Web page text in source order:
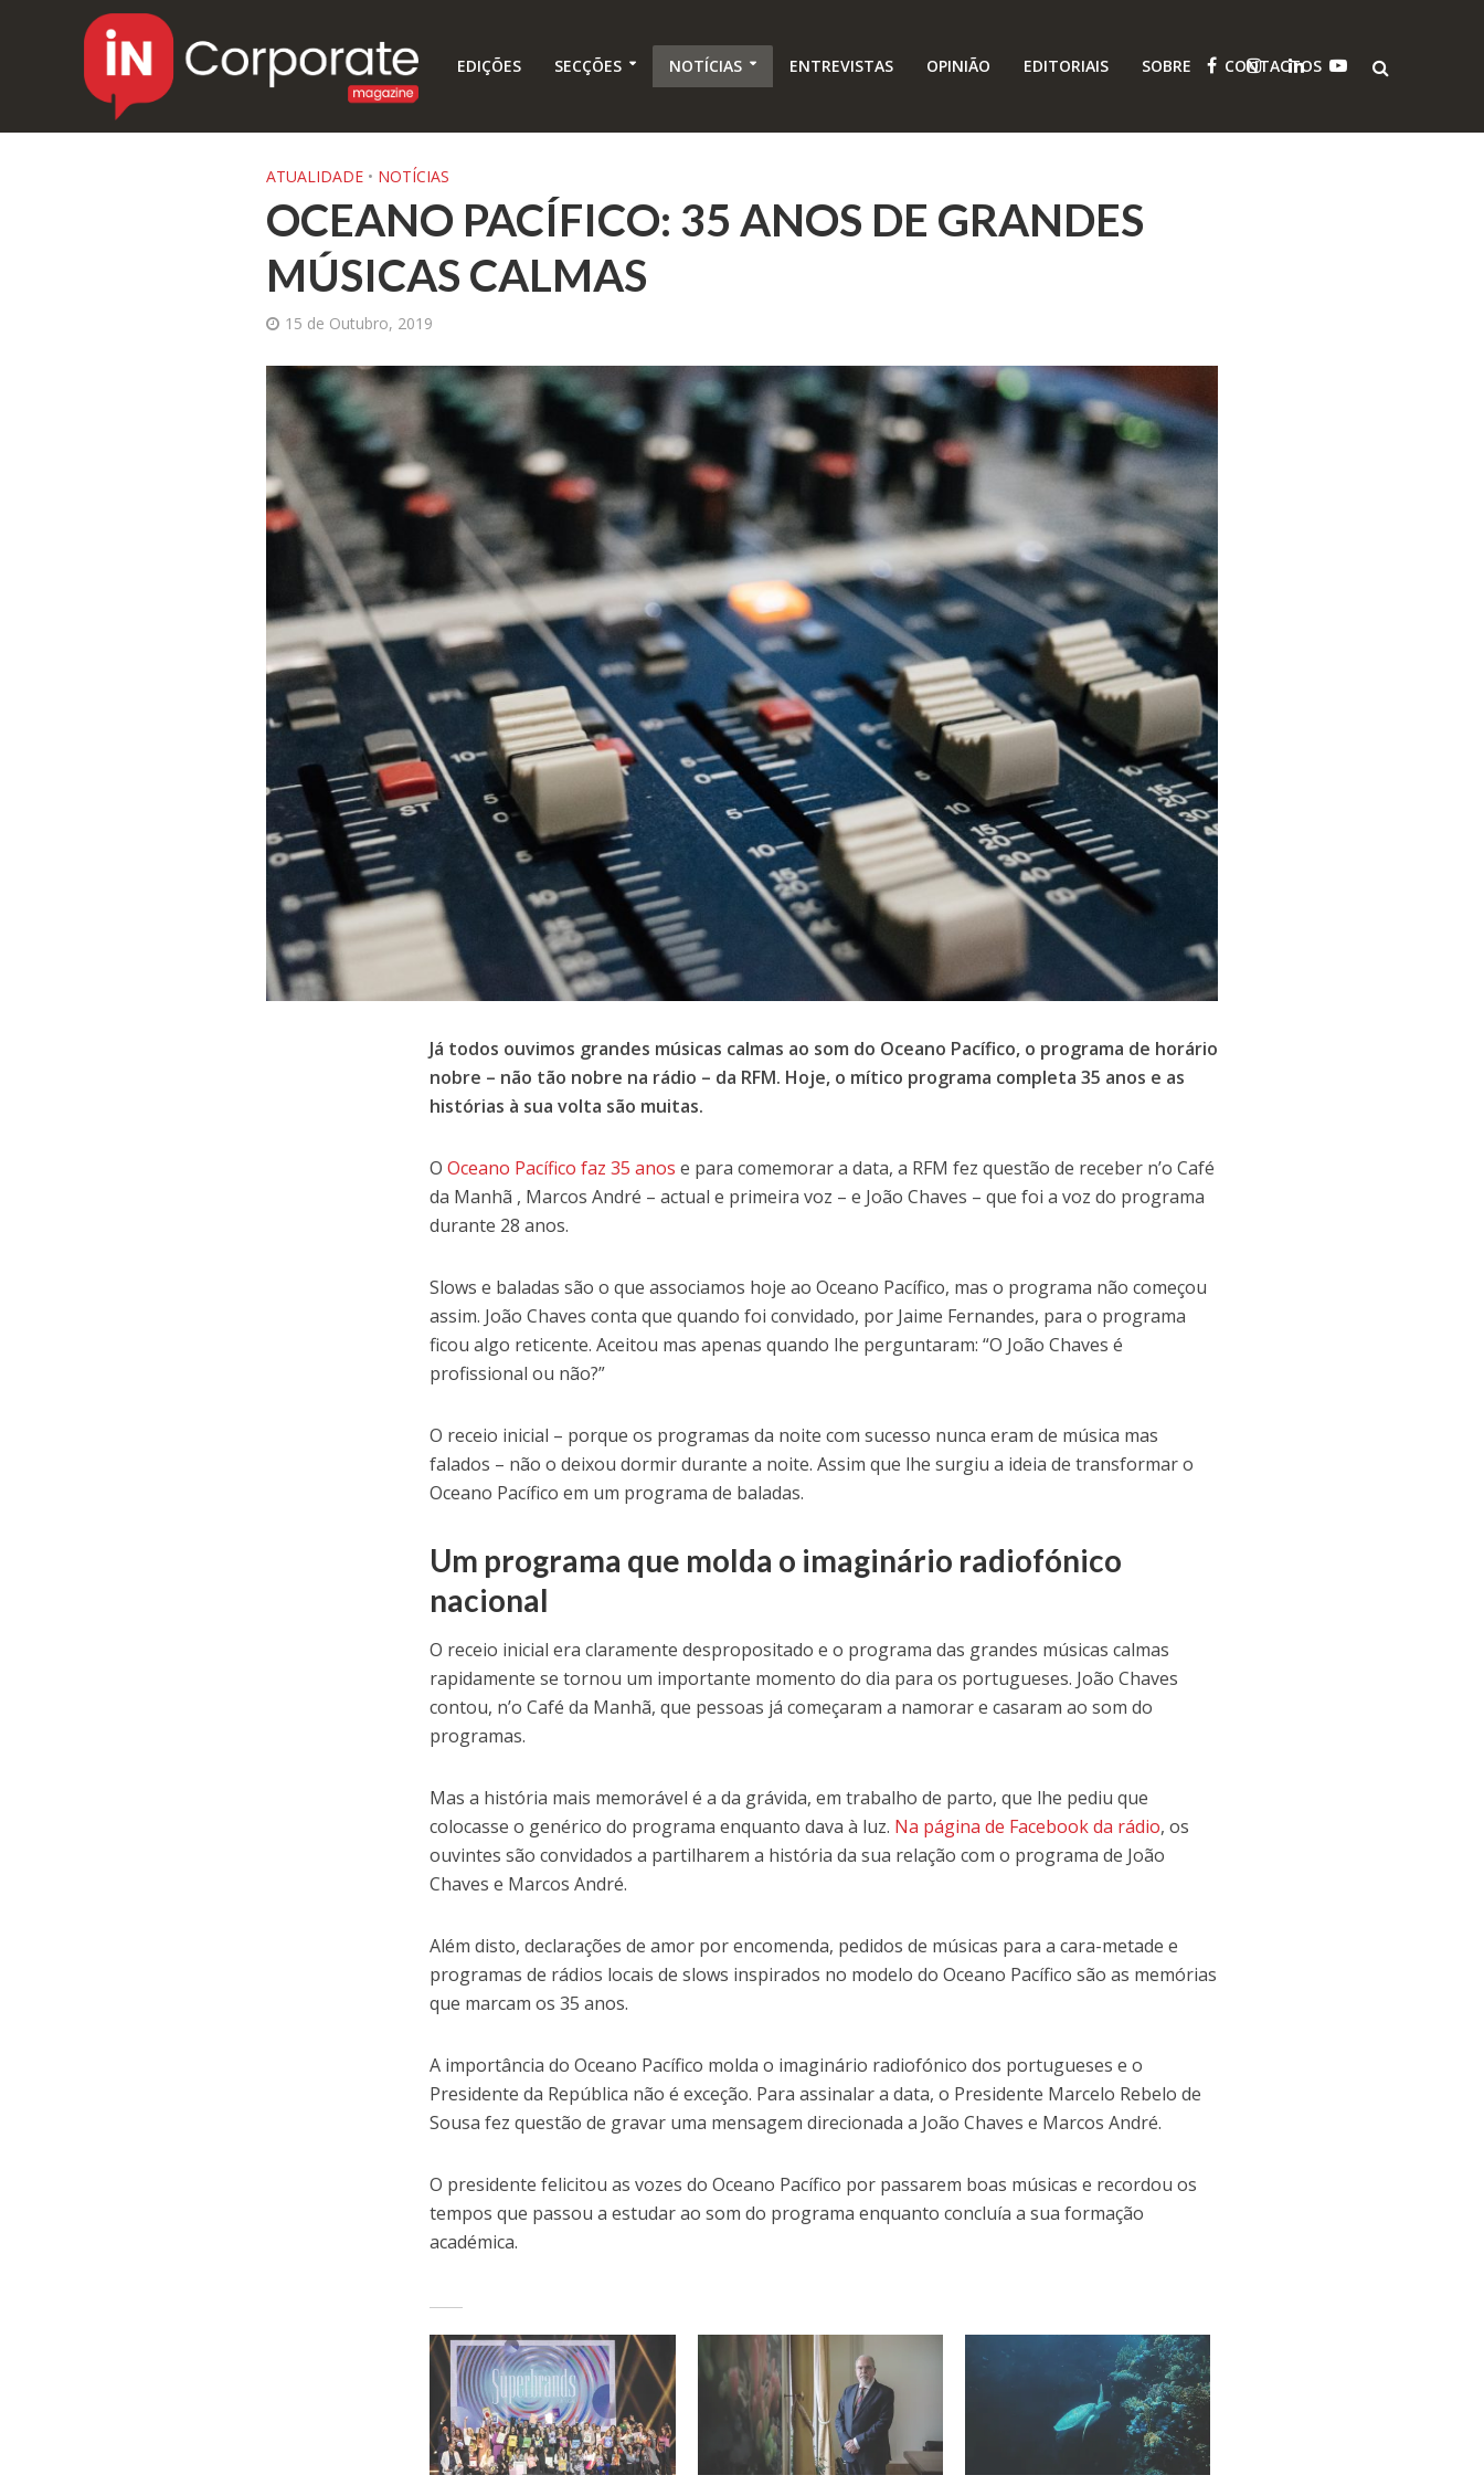
EDIÇÕES SECÇÕES NOTÍCIAS ENTREVISTAS OPINIÃO EDITORIAIS SOBRE CONTACTOS
ATUALIDADE • NOTÍCIAS
OCEANO PACÍFICO: 35 ANOS DE GRANDES
MÚSICAS CALMAS
15 de Outubro, 2019
Já todos ouvimos grandes músicas calmas ao som do Oceano Pacífico, o programa de horário
nobre – não tão nobre na rádio – da RFM. Hoje, o mítico programa completa 35 anos e as
histórias à sua volta são muitas.
OOceano Pacífico faz 35 anos e para comemorar a data, a RFM fez questão de receber n’o Café
da Manhã , Marcos André – actual e primeira voz – e João Chaves – que foi a voz do programa
durante 28 anos.
Slows e baladas são o que associamos hoje ao Oceano Pacífico, mas o programa não começou
assim. João Chaves conta que quando foi convidado, por Jaime Fernandes, para o programa
ficou algo reticente. Aceitou mas apenas quando lhe perguntaram: “O João Chaves é
profissional ou não?”
O receio inicial – porque os programas da noite com sucesso nunca eram de música mas
falados – não o deixou dormir durante a noite. Assim que lhe surgiu a ideia de transformar o
Oceano Pacífico em um programa de baladas.
Um programa que molda o imaginário radiofónico
nacional
O receio inicial era claramente despropositado e o programa das grandes músicas calmas
rapidamente se tornou um importante momento do dia para os portugueses. João Chaves
contou, n’o Café da Manhã, que pessoas já começaram a namorar e casaram ao som do
programas.
Mas a história mais memorável é a da grávida, em trabalho de parto, que lhe pediu que
colocasse o genérico do programa enquanto dava à luz. Na página de Facebook da rádio, os
ouvintes são convidados a partilharem a história da sua relação com o programa de João
Chaves e Marcos André.
Além disto, declarações de amor por encomenda, pedidos de músicas para a cara-metade e
programas de rádios locais de slows inspirados no modelo do Oceano Pacífico são as memórias
que marcam os 35 anos.
A importância do Oceano Pacífico molda o imaginário radiofónico dos portugueses e o
Presidente da República não é exceção. Para assinalar a data, o Presidente Marcelo Rebelo de
Sousa fez questão de gravar uma mensagem direcionada a João Chaves e Marcos André.
O presidente felicitou as vozes do Oceano Pacífico por passarem boas músicas e recordou os
tempos que passou a estudar ao som do programa enquanto concluía a sua formação
académica.